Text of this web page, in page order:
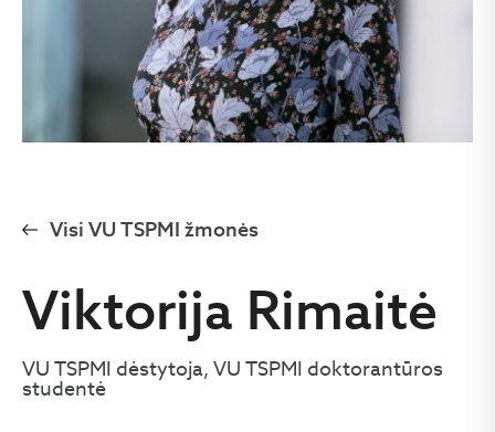
Visi VU TSPMI žmonės
Viktorija Rimaitė
VU TSPMI dėstytoja, VU TSPMI doktorantūros
studentė